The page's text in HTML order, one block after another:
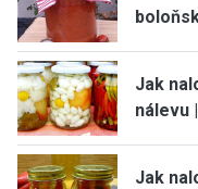
Jak
nálevu
Jak